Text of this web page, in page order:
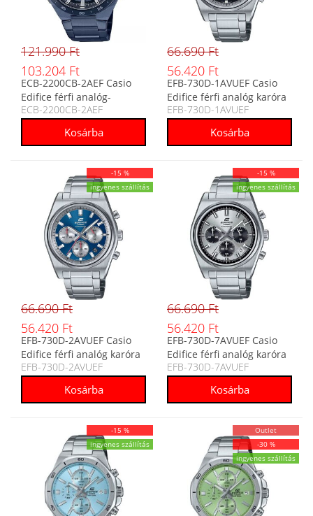
121.990 Ft
103.204 Ft
ECB-2200CB-2AEF Casio
Edifice férfi analóg-
digitális karóra
ECB-2200CB-2AEF
66.690 Ft
56.420 Ft
EFB-730D-1AVUEF Casio
Edifice férfi analóg karóra
EFB-730D-1AVUEF
-15 %
ingyenes szállítás
66.690 Ft
56.420 Ft
EFB-730D-2AVUEF Casio
Edifice férfi analóg karóra
EFB-730D-2AVUEF
-15 %
ingyenes szállítás
66.690 Ft
56.420 Ft
EFB-730D-7AVUEF Casio
Edifice férfi analóg karóra
EFB-730D-7AVUEF
-15 %
ingyenes szállítás
Outlet
-30 %
ingyenes szállítás